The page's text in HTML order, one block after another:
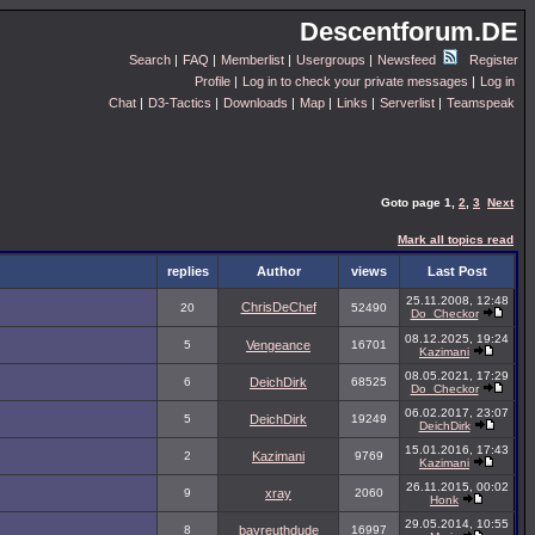
Descentforum.DE
Search | FAQ | Memberlist | Usergroups | Newsfeed
Register
Profile | Log in to check your private messages | Log in
Chat | D3-Tactics | Downloads | Map | Links | Serverlist | Teamspeak
Goto page 1 2 3 Next
Mark all topics read
replies Author views Last Post
20 ChrisDeChef 52490
25.11.2008, 12:48
Do_Checkor
5 Vengeance 16701
08.12.2025, 19:24
Kazimani
6 DeichDirk 68525
08.05.2021, 17:29
Do_Checkor
5 DeichDirk 19249
06.02.2017, 23:07
DeichDirk
2 Kazimani 9769
15.01.2016, 17:43
Kazimani
9 xray 2060
26.11.2015, 00:02
Honk
8 bayreuthdude 16997
29.05.2014, 10:55